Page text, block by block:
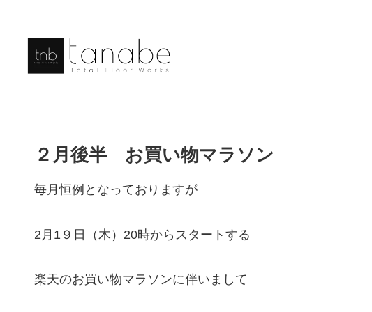
２月後半 お買い物マラソン
毎月恒例となっておりますが
2月1９日（木）20時からスタートする
楽天のお買い物マラソンに伴いまして